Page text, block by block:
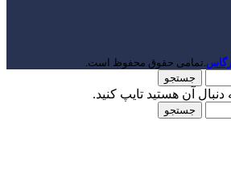
.تمامی حقوق محفوظ است.
جستجو
آن هستید تایپ کنید.
جستجو